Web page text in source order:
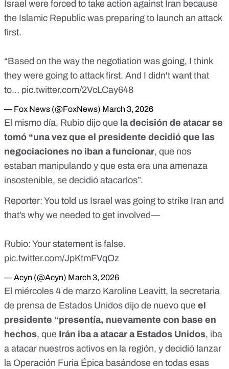
Israel were forced to take action against Iran because
the Islamic Republic was preparing to launch an attack
first.
“Based on the way the negotiation was going, I think
they were going to attack first. And I didn't want that
to… pic.twitter.com/2VcLCay648
— Fox News (@FoxNews) March 3, 2026
El mismo día, Rubio dijo que la decisión de atacar se
tomó “una vez que el presidente decidió que las
negociaciones no iban a funcionar, que nos
estaban manipulando y que esta era una amenaza
insostenible, se decidió atacarlos”.
Reporter: You told us Israel was going to strike Iran and
that’s why we needed to get involved—
Rubio: Your statement is false.
pic.twitter.com/JpKtmFVqOz
— Acyn (@Acyn) March 3, 2026
El miércoles 4 de marzo Karoline Leavitt, la secretaria
de prensa de Estados Unidos dijo de nuevo que el
presidente “presentía, nuevamente con base en
hechos, que Irán iba a atacar a Estados Unidos, iba
a atacar nuestros activos en la región, y decidió lanzar
la Operación Furia Épica basándose en todas esas